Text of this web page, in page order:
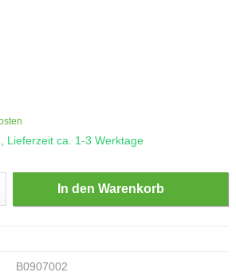
Lieferzeit ca. 1-3 Werktage
In den Warenkorb
B0907002